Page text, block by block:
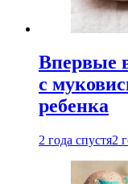
Впервые
с
ребенка
2 года спустя2